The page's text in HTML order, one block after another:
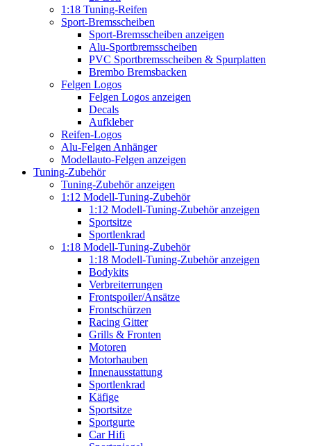
1:18 Tuning-Reifen
Sport-Bremsscheiben
Sport-Bremsscheiben anzeigen
Alu-Sportbremsscheiben
PVC Sportbremsscheiben & Spurplatten
Brembo Bremsbacken
Felgen Logos
Felgen Logos anzeigen
Decals
Aufkleber
Reifen-Logos
Alu-Felgen Anhänger
Modellauto-Felgen anzeigen
Tuning-Zubehör
Tuning-Zubehör anzeigen
1:12 Modell-Tuning-Zubehör
1:12 Modell-Tuning-Zubehör anzeigen
Sportsitze
Sportlenkrad
1:18 Modell-Tuning-Zubehör
1:18 Modell-Tuning-Zubehör anzeigen
Bodykits
Verbreiterrungen
Frontspoiler/Ansätze
Frontschürzen
Racing Gitter
Grills & Fronten
Motoren
Motorhauben
Innenausstattung
Sportlenkrad
Käfige
Sportsitze
Sportgurte
Car Hifi